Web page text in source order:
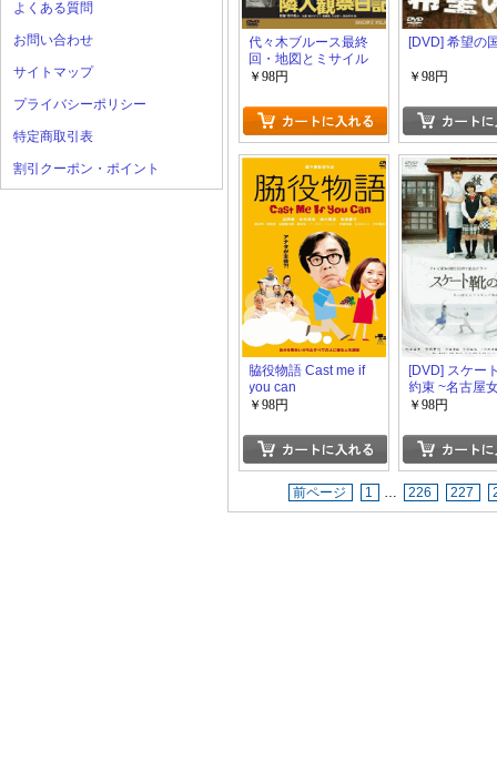
よくある質問
お問い合わせ
サイトマップ
プライバシーポリシー
特定商取引表
割引クーポン・ポイント
代々木ブルース最終
回・地図とミサイル
隣人観察日記
￥98円
[DVD] 希望の
￥98円
脇役物語 Cast me if
you can
￥98円
[DVD] スケー
約束 ~名古屋
ギュア物語~
￥98円
前ページ 1 … 226 227